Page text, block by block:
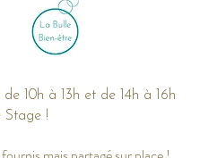
de 10h à 13h et de 14h à
16h
Stage !